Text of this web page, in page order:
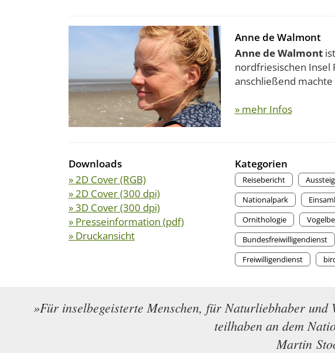
Anne de Walmont
Anne de Walmontist
nordfriesischen Insel
anschließend machte
» mehr Infos
Downloads
» 2D Cover (RGB)
» 2D Cover (300 dpi)
» 3D Cover (300 dpi)
» Presseinformation (pdf)
» Druckansicht
Kategorien
Reisebericht
Nationalpark
Ornithologie
Bundesfreiwilligendienst
Freiwilligendienst
»Für inselbegeisterte Menschen, für Naturliebhaber
teilhaben an dem
Martin